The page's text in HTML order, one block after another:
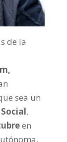
de la
sea un
,
en